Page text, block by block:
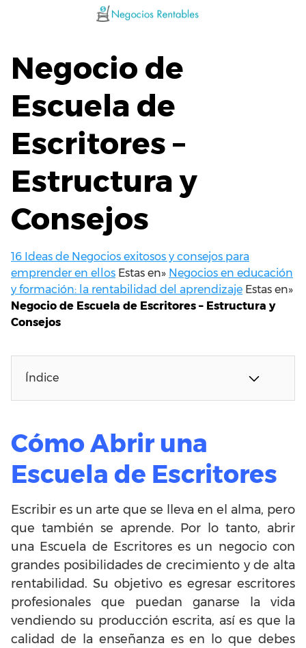
Negocio de
Escuela de
Escritores –
Estructura y
Consejos
16 Ideas de Negocios exitosos y consejos para
emprender en ellos Estas en» Negocios en educación
y formación: la rentabilidad del aprendizaje Estas en»
Negocio de Escuela de Escritores – Estructura y
Consejos
Índice
Cómo Abrir una
Escuela de Escritores
Escribir es un arte que se lleva en el alma, pero
que también se aprende. Por lo tanto, abrir
una Escuela de Escritores es un negocio con
grandes posibilidades de crecimiento y de alta
rentabilidad. Su objetivo es egresar escritores
profesionales que puedan ganarse la vida
vendiendo su producción escrita, así es que la
calidad de la enseñanza es en lo que debes